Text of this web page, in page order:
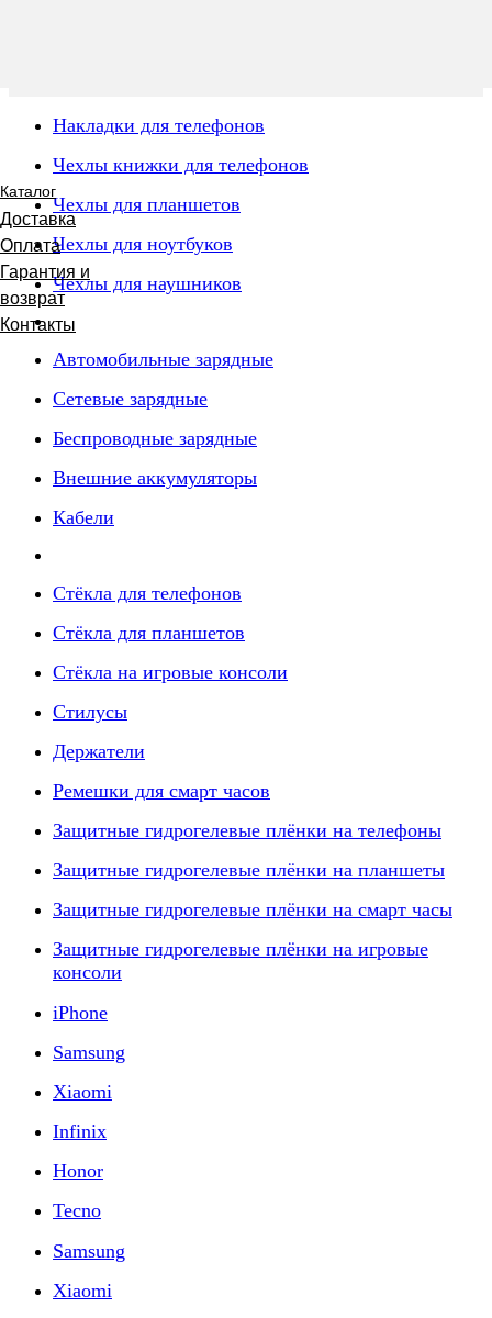
Каталог
Доставка
Оплата
Гарантия и
возврат
Контакты
Накладки для телефонов
Чехлы книжки для телефонов
Чехлы для планшетов
Чехлы для ноутбуков
Чехлы для наушников
Автомобильные зарядные
Сетевые зарядные
Беспроводные зарядные
Внешние аккумуляторы
Кабели
Стёкла для телефонов
Стёкла для планшетов
Стёкла на игровые консоли
Стилусы
Держатели
Ремешки для смарт часов
Защитные гидрогелевые плёнки на телефоны
Защитные гидрогелевые плёнки на планшеты
Защитные гидрогелевые плёнки на смарт часы
Защитные гидрогелевые плёнки на игровые
консоли
iPhone
Samsung
Xiaomi
Infinix
Honor
Tecno
Samsung
Xiaomi